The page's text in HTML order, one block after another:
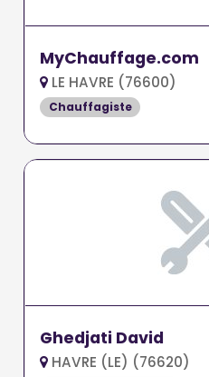
MyChauffage.com
LE HAVRE (76600)
Chauffagiste
Ghedjati David
HAVRE (LE) (76620)